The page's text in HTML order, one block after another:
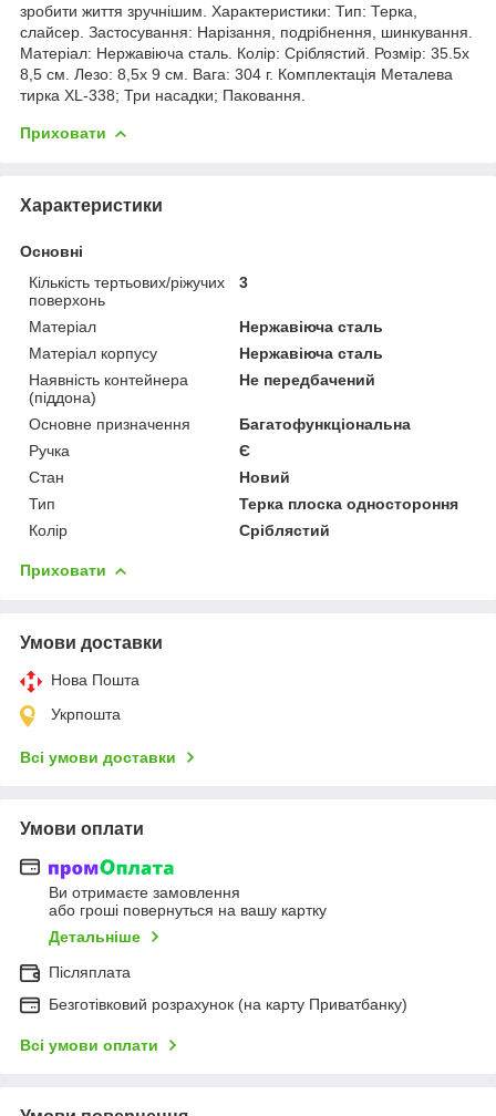
зробити життя зручнішим. Характеристики: Тип: Терка,
слайсер. Застосування: Нарізання, подрібнення, шинкування.
Матеріал: Нержавіюча сталь. Колір: Сріблястий. Розмір: 35.5x
8,5 см. Лезо: 8,5x 9 см. Вага: 304 г. Комплектація Металева
тирка XL-338; Три насадки; Паковання.
Приховати
Характеристики
Основні
Кількість тертьових/ріжучих
поверхонь
3
Матеріал
Нержавіюча сталь
Матеріал корпусу
Нержавіюча сталь
Наявність контейнера
(піддона)
Не передбачений
Основне призначення
Багатофункціональна
Ручка
Є
Стан
Новий
Тип
Терка плоска одностороння
Колір
Сріблястий
Приховати
Умови доставки
Нова Пошта
Укрпошта
Всі умови доставки
Умови оплати
Ви отримаєте замовлення
або гроші повернуться на вашу картку
Детальніше
Післяплата
Безготівковий розрахунок (на карту Приватбанку)
Всі умови оплати